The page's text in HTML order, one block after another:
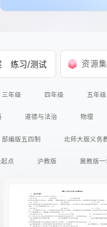
练习/测试 资源
三年级 四年级 五年级
道德与法治 物理
部编版五四制 北师大版义务
点 沪教版 冀教版
商务印书馆 星球地图出版社